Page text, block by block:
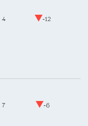
4 -12
7 -6